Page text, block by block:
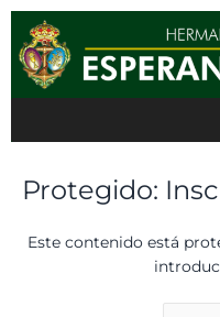
contenido
Protegido:
Este contenido está